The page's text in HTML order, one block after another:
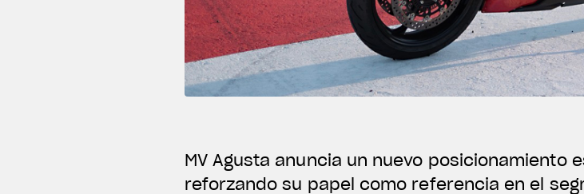
MV Agusta anuncia un nuevo posicionamiento
reforzando su papel como referencia en el